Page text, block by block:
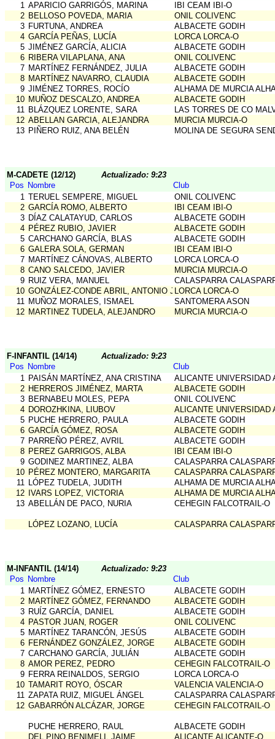
1 APARICIO GARRIGÓS, MARINA
IBI CEAM IBI-O
2 BELLOSO POVEDA, MARIA
ONIL COLIVENC
3 FURTUNA, ANDREA
ALBACETE GODIH
4 GARCÍA PEÑAS, LUCÍA
LORCA LORCA-O
5 JIMÉNEZ GARCÍA, ALICIA
ALBACETE GODIH
6 RIBERA VILAPLANA, ANA
ONIL COLIVENC
7 MARTÍNEZ FERNÁNDEZ, JULIA
ALBACETE GODIH
8 MARTÍNEZ NAVARRO, CLAUDIA
ALBACETE GODIH
9 JIMÉNEZ TORRES, ROCÍO
ALHAMA DE MURCIA
10 MUÑOZ DESCALZO, ANDREA
ALBACETE GODIH
11 BLÁZQUEZ LORENTE, SARA
LAS TORRES DE CO
12 ABELLAN GARCIA, ALEJANDRA
MURCIA MURCIA-O
13 PIÑERO RUIZ, ANA BELÉN MOLINA DE SEGURA
M-CADETE (12/12)
Actualizado: 9:23
Pos Nombre
Club
1 TERUEL SEMPERE, MIGUEL
ONIL COLIVENC
2 GARCÍA ROMO, ALBERTO
IBI CEAM IBI-O
3 DÍAZ CALATAYUD, CARLOS
ALBACETE GODIH
4 PÉREZ RUBIO, JAVIER
ALBACETE GODIH
5 CARCHANO GARCÍA, BLAS
ALBACETE GODIH
6 GALERA SOLA, GERMAN
IBI CEAM IBI-O
7 MARTÍNEZ CÁNOVAS, ALBERTO
LORCA LORCA-O
8 CANO SALCEDO, JAVIER
MURCIA MURCIA-O
9 RUIZ VERA, MANUEL
CALASPARRA
10 GONZÁLEZ-CONDE ABRIL, ANTONIO JUANLORCA LORCA-O
11 MUÑOZ MORALES, ISMAEL
SANTOMERA ASON
12 MARTINEZ TUDELA, ALEJANDRO MURCIA MURCIA-O
F-INFANTIL (14/14)
Actualizado: 9:23
Pos Nombre
Club
1 PAISÁN MARTÍNEZ, ANA CRISTINA
ALICANTE UNIVERSIDAD
2 HERREROS JIMÉNEZ, MARTA
ALBACETE GODIH
3 BERNABEU MOLES, PEPA
ONIL COLIVENC
4 DOROZHKINA, LIUBOV
ALICANTE UNIVERSIDAD
5 PUCHE HERRERO, PAULA
ALBACETE GODIH
6 GARCÍA GÓMEZ, ROSA
ALBACETE GODIH
7 PARREÑO PÉREZ, AVRIL
ALBACETE GODIH
8 PEREZ GARRIGOS, ALBA
IBI CEAM IBI-O
9 GODINEZ MARTINEZ, ALBA
CALASPARRA
10 PÉREZ MONTERO, MARGARITA
CALASPARRA
11 LÓPEZ TUDELA, JUDITH
ALHAMA DE MURCIA
12
IVARS LOPEZ, VICTORIA
ALHAMA DE MURCIA
13 ABELLÁN DE PACO, NURIA CEHEGIN FALCOTRAIL-O
LÓPEZ LOZANO, LUCÍA CALASPARRA
M-INFANTIL (14/14)
Actualizado: 9:23
Pos Nombre
Club
1 MARTÍNEZ GÓMEZ, ERNESTO
ALBACETE GODIH
2 MARTÍNEZ GÓMEZ, FERNANDO
ALBACETE GODIH
3 RUÍZ GARCÍA, DANIEL
ALBACETE GODIH
4 PASTOR JUAN, ROGER
ONIL COLIVENC
5 MARTÍNEZ TARANCÓN, JESÚS
ALBACETE GODIH
6 FERNÁNDEZ GONZÁLEZ, JORGE
ALBACETE GODIH
7 CARCHANO GARCÍA, JULIÁN
ALBACETE GODIH
8 AMOR PEREZ, PEDRO
CEHEGIN FALCOTRAIL-O
9 FERRA REINALDOS, SERGIO
LORCA LORCA-O
10 TAMARIT ROYO, ÓSCAR
VALENCIA VALENCIA-O
11 ZAPATA RUIZ, MIGUEL ÁNGEL
CALASPARRA
12 GABARRÓN ALCÁZAR, JORGE CEHEGIN FALCOTRAIL-O
PUCHE HERRERO, RAUL
ALBACETE GODIH
DEL PINO BENIMELI, JAIME
ALICANTE ALICANTE-O